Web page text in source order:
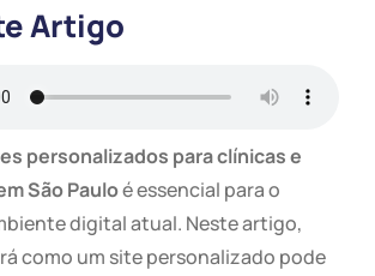
Artigo
personalizados para clínicas e
São Pauloé essencial para o
digital atual. Neste artigo,
como um site personalizado pode